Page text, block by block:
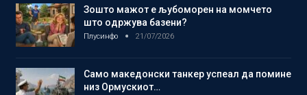
Зошто мажот е љубоморен на момчето
што одржува базени?
Плусинфо 21/07/2026
Само македонски танкер успеал да помине
низ Ормускиот…